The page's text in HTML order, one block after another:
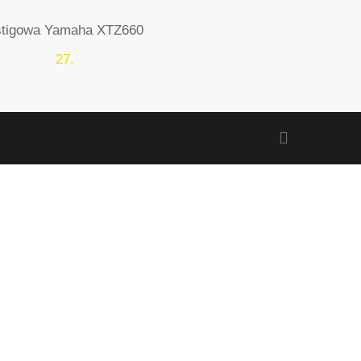
Yamaha XTZ660
facebook